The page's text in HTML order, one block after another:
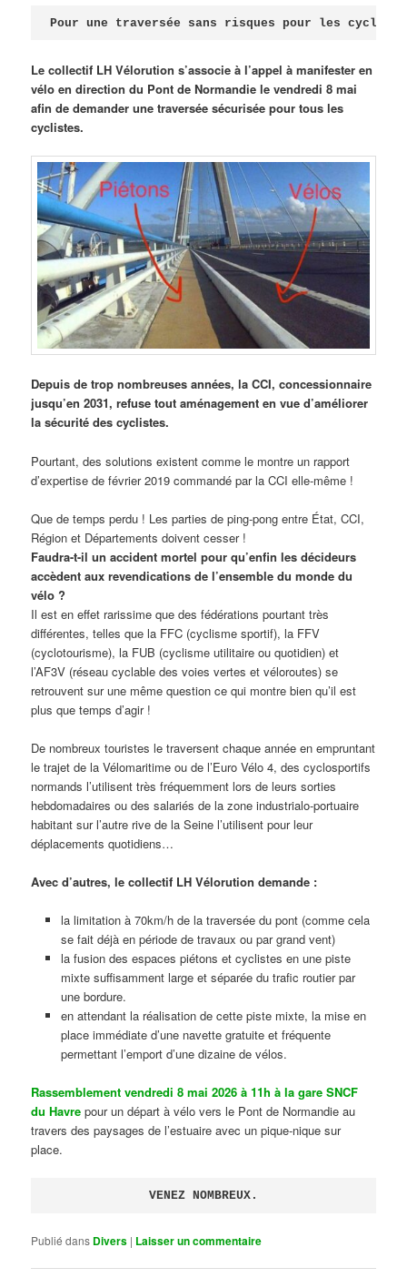
Pour une traversée sans risques pour les
Le collectif LH Vélorution s’associe à l’appel à manifester en
vélo en direction du Pont de Normandie le vendredi 8 mai
afin de demander une traversée sécurisée pour tous les
cyclistes.
Depuis de trop nombreuses années, la CCI, concessionnaire
jusqu’en 2031, refuse tout aménagement en vue d’améliorer
la sécurité des cyclistes.
Pourtant, des solutions existent comme le montre un rapport
d’expertise de février 2019 commandé par la CCI elle-même !
Que de temps perdu ! Les parties de ping-pong entre État, CCI,
Région et Départements doivent cesser !
Faudra-t-il un accident mortel pour qu’enfin les décideurs
accèdent aux revendications de l’ensemble du monde du
vélo ?
Il est en effet rarissime que des fédérations pourtant très
différentes, telles que la FFC (cyclisme sportif), la FFV
(cyclotourisme), la FUB (cyclisme utilitaire ou quotidien) et
l’AF3V (réseau cyclable des voies vertes et véloroutes) se
retrouvent sur une même question ce qui montre bien qu’il est
plus que temps d’agir !
De nombreux touristes le traversent chaque année en empruntant
le trajet de la Vélomaritime ou de l’Euro Vélo 4, des cyclosportifs
normands l’utilisent très fréquemment lors de leurs sorties
hebdomadaires ou des salariés de la zone industrialo-portuaire
habitant sur l’autre rive de la Seine l’utilisent pour leur
déplacements quotidiens…
Avec d’autres, le collectif LH Vélorution demande :
la limitation à 70km/h de la traversée du pont (comme cela
se fait déjà en période de travaux ou par grand vent)
la fusion des espaces piétons et cyclistes en une piste
mixte suffisamment large et séparée du trafic routier par
une bordure.
en attendant la réalisation de cette piste mixte, la mise en
place immédiate d’une navette gratuite et fréquente
permettant l’emport d’une dizaine de vélos.
Rassemblement vendredi 8 mai 2026 à 11h à la gare SNCF
du Havre pour un départ à vélo vers le Pont de Normandie au
travers des paysages de l’estuaire avec un pique-nique sur
place.
VENEZ NOMBREUX.
Publié dans Divers | Laisser un commentaire